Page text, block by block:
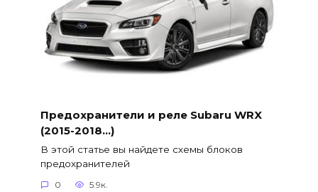
Предохранители и реле Subaru WRX
(2015-2018…)
В этой статье вы найдете схемы блоков
предохранителей
0 5.9к.